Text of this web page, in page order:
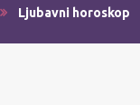
Ljubavni horoskop